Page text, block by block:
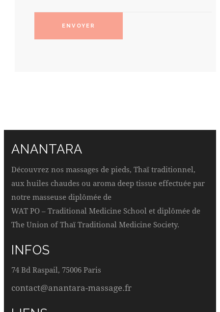
ANANTARA
Découvrez nos massages de pieds, Thaï traditionnel,
aux huiles chaudes ou aroma deep tissue effectuée par
notre masseuse diplômée de
WAT PO – Traditional Medicine School et diplômée de
The Union of Thaï Traditional Medicine Society.
INFOS
74 Bd Raspail, 75006 Paris
contact@anantara-massage.fr